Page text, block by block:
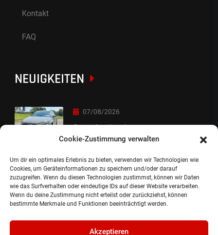
Cookie-Zustimmung verwalten
Um dir ein optimales Erlebnis zu bieten, verwenden wir Technologien wie
Cookies, um Geräteinformationen zu speichern und/oder darauf
zuzugreifen. Wenn du diesen Technologien zustimmst, können wir Daten
wie das Surfverhalten oder eindeutige IDs auf dieser Website verarbeiten.
Wenn du deine Zustimmung nicht erteilst oder zurückziehst, können
bestimmte Merkmale und Funktionen beeinträchtigt werden.
Akzeptieren
Kontakt
FAQ
NEUIGKEITEN
07/08/2026
Sorry Leute :-)
06/08/2026
Auslieferung